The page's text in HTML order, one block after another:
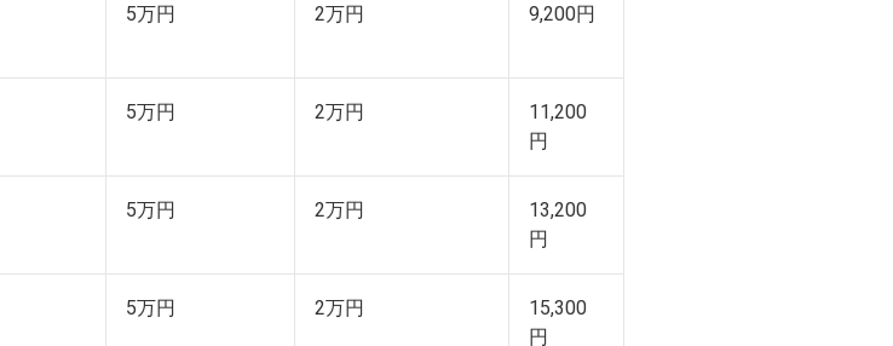
5万円 2万円 9,200円
5万円 2万円
11,200
円
5万円 2万円
13,200
円
5万円 2万円
15,300
円